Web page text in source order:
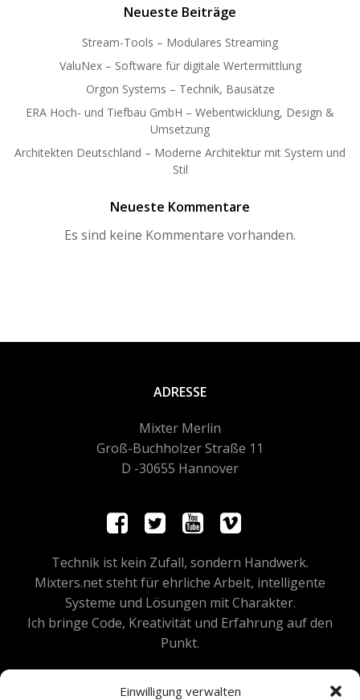
Einwilligung verwalten
Neueste Beiträge
Stream-Tools – Modulares Streaming
ValuNex – Software für digitale Wertermittlung
Orgon Systems – Technik, Bausätze
ERA Hoch- und Tiefbau GmbH – Webentwicklung, Design &
Umsetzung
Architekten Deutschland – Moderne Architektur mit System und
Stil
Neueste Kommentare
Es sind keine Kommentare vorhanden.
ADRESSE
Mixter Merlin
Groß-Buchholzer Straße 11
D -30655 Hannover
Technik ist kein Zufall, sondern Handwerk.
Mixters.net steht für ehrliche Arbeit, intelligente
Systeme und Lösungen mit Charakter.
Ich bringe Code, Kreativität und Erfahrung auf den
Punkt.